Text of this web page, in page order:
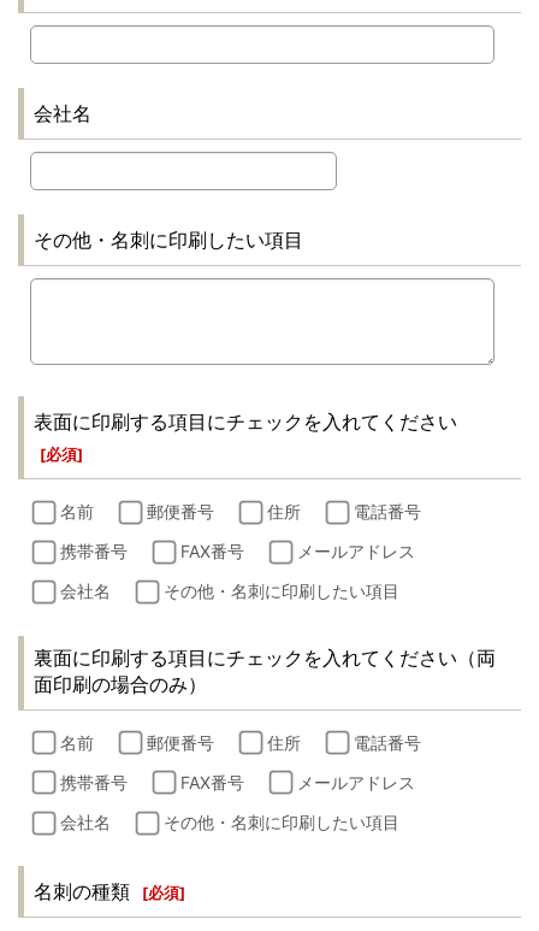
会社名
その他・名刺に印刷したい項目
表面に印刷する項目にチェックを入れてください
[必須]
名前 郵便番号 住所
電話番号
携帯番号
FAX番号
メールアドレス
会社名
その他・名刺に印刷したい項目
裏面に印刷する項目にチェックを入れてください（両
面印刷の場合のみ）
名前 郵便番号 住所
電話番号
携帯番号
FAX番号
メールアドレス
会社名
その他・名刺に印刷したい項目
名刺の種類 [必須]